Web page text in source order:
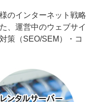
のインターネット戦略
、運営中のウェブサイ
策（SEO/SEM）・コ